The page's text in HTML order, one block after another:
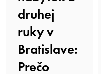
druhej
ruky v
Bratislave:
Prečo